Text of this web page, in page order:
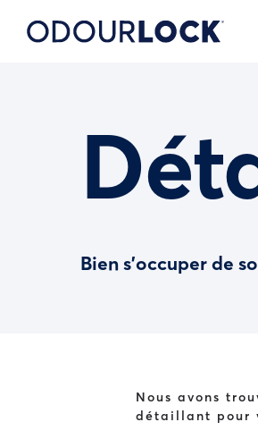
Bien s’occuper de
Nous avons
détaillant pour